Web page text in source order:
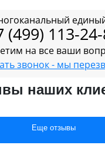
(499) 113-
на все ваши
звонок - мы
наших
Еще отзывы